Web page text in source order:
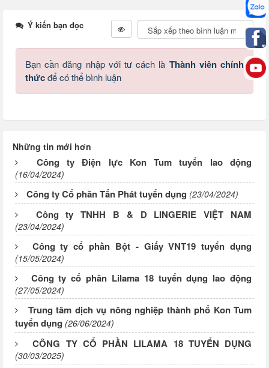
Ý kiến bạn đọc
Bạn cần đăng nhập với tư cách là Thành viên chính
thứcđể có thể bình luận
Những tin mới hơn
Công ty Điện lực Kon Tum tuyển lao động
(16/04/2024)
Công ty Cổ phần Tấn Phát tuyển dụng (23/04/2024)
Công ty TNHH B & D LINGERIE VIỆT NAM
(23/04/2024)
Công ty cổ phần Bột - Giấy VNT19 tuyển dụng
(15/05/2024)
Công ty cổ phần Lilama 18 tuyển dụng lao động
(27/05/2024)
Trung tâm dịch vụ nông nghiệp thành phố Kon Tum
tuyển dụng (26/06/2024)
CÔNG TY CỔ PHẦN LILAMA 18 TUYỂN DỤNG
(30/03/2025)